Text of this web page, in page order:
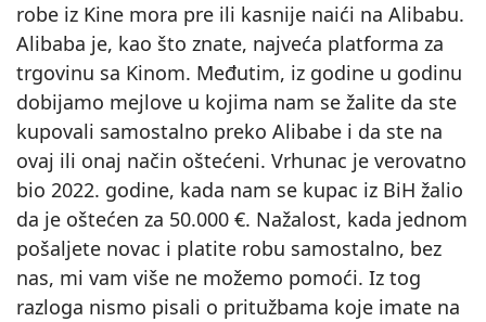
robe iz Kine mora pre ili kasnije naići na Alibabu.
Alibaba je, kao što znate, najveća platforma za
trgovinu sa Kinom. Međutim, iz godine u godinu
dobijamo mejlove u kojima nam se žalite da ste
kupovali samostalno preko Alibabe i da ste na
ovaj ili onaj način oštećeni. Vrhunac je verovatno
bio 2022. godine, kada nam se kupac iz BiH žalio
da je oštećen za 50.000 €. Nažalost, kada jednom
pošaljete novac i platite robu samostalno, bez
nas, mi vam više ne možemo pomoći. Iz tog
razloga nismo pisali o pritužbama koje imate na